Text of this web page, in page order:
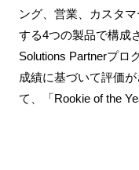
ング、営業、カスタ
する4つの製品で構成
Solutions Partnerプロ
成績に基づいて評価
て、「Rookie of the